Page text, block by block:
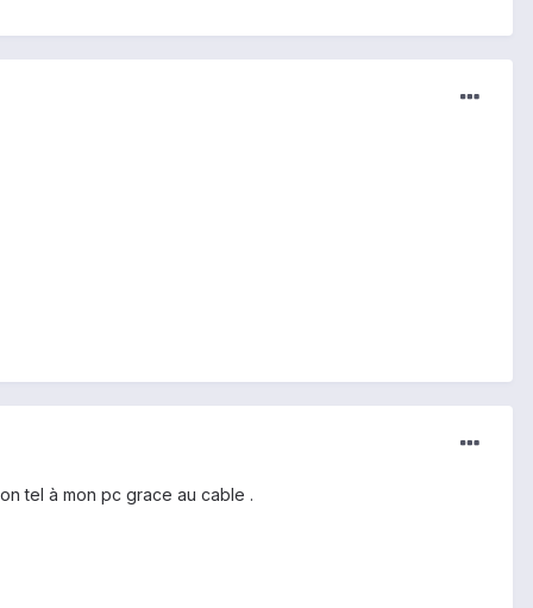
tel à mon pc grace au cable .